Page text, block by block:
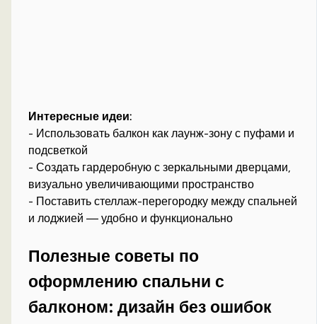
Интересные идеи:
- Использовать балкон как лаунж-зону с пуфами и
подсветкой
- Создать гардеробную с зеркальными дверцами,
визуально увеличивающими пространство
- Поставить стеллаж-перегородку между спальней
и лоджией — удобно и функционально
Полезные советы по
оформлению спальни с
балконом: дизайн без ошибок